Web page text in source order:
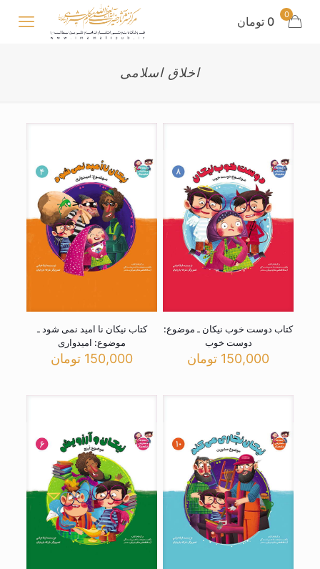
0 0 تومان
اخلاق اسلامی
کتاب دوست خوب نیکان ـ موضوع:
دوست خوب
150,000 تومان
کتاب نیکان نا امید نمی شود ـ
موضوع: امیدواری
150,000 تومان